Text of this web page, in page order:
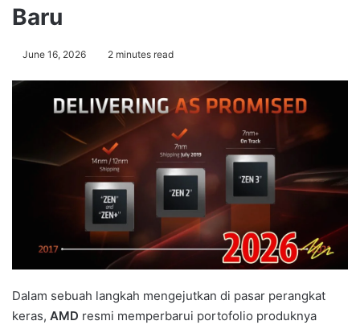
Baru
June 16, 2026 2 minutes read
Dalam sebuah langkah mengejutkan di pasar perangkat
keras, AMD resmi memperbarui portofolio produknya